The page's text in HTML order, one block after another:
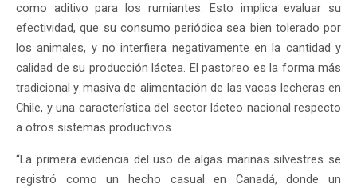
como aditivo para los rumiantes. Esto implica evaluar su
efectividad, que su consumo periódica sea bien tolerado por
los animales, y no interfiera negativamente en la cantidad y
calidad de su producción láctea. El pastoreo es la forma más
tradicional y masiva de alimentación de las vacas lecheras en
Chile, y una característica del sector lácteo nacional respecto
a otros sistemas productivos.
“La primera evidencia del uso de algas marinas silvestres se
registró como un hecho casual en Canadá, donde un